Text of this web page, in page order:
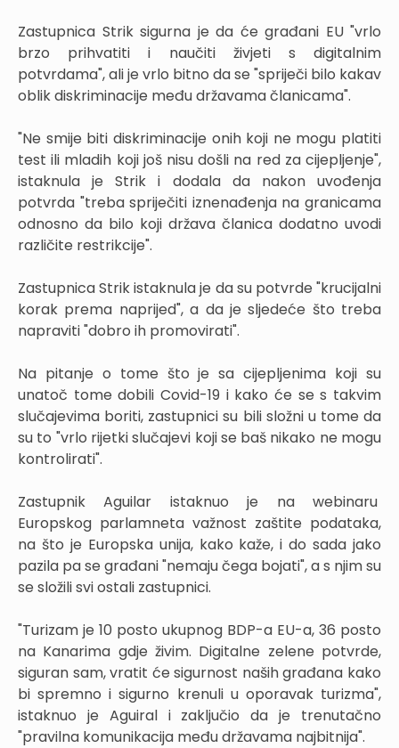
Zastupnica Strik sigurna je da će građani EU "vrlo
brzo prihvatiti i naučiti živjeti s digitalnim
potvrdama", ali je vrlo bitno da se "spriječi bilo kakav
oblik diskriminacije među državama članicama".
"Ne smije biti diskriminacije onih koji ne mogu platiti
test ili mladih koji još nisu došli na red za cijepljenje",
istaknula je Strik i dodala da nakon uvođenja
potvrda "treba spriječiti iznenađenja na granicama
odnosno da bilo koji država članica dodatno uvodi
različite restrikcije".
Zastupnica Strik istaknula je da su potvrde "krucijalni
korak prema naprijed", a da je sljedeće što treba
napraviti "dobro ih promovirati".
Na pitanje o tome što je sa cijepljenima koji su
unatoč tome dobili Covid-19 i kako će se s takvim
slučajevima boriti, zastupnici su bili složni u tome da
su to "vrlo rijetki slučajevi koji se baš nikako ne mogu
kontrolirati".
Zastupnik Aguilar istaknuo je na webinaru
Europskog parlamneta važnost zaštite podataka,
na što je Europska unija, kako kaže, i do sada jako
pazila pa se građani "nemaju čega bojati", a s njim su
se složili svi ostali zastupnici.
"Turizam je 10 posto ukupnog BDP-a EU-a, 36 posto
na Kanarima gdje živim. Digitalne zelene potvrde,
siguran sam, vratit će sigurnost naših građana kako
bi spremno i sigurno krenuli u oporavak turizma",
istaknuo je Aguiral i zaključio da je trenutačno
"pravilna komunikacija među državama najbitnija".